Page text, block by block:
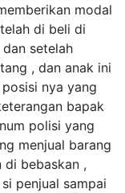
modal
di beli di
setelah
, dan anak ini
nya yang
bapak
polisi yang
menjual barang
di bebaskan ,
penjual sampai